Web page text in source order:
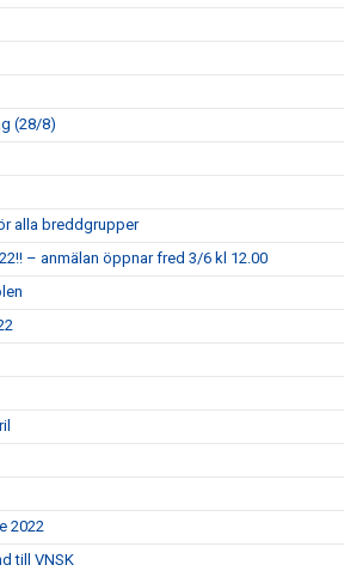
(28/8)
alla breddgrupper
– anmälan öppnar fred 3/6 kl 12.00
2022
till VNSK